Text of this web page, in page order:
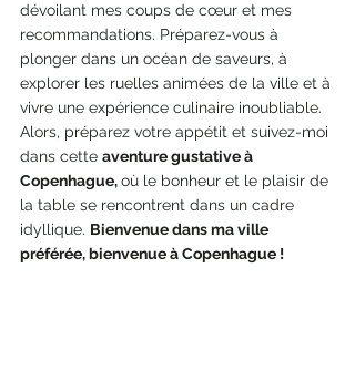
dévoilant mes coups de cœur et mes
recommandations. Préparez-vous à
plonger dans un océan de saveurs, à
explorer les ruelles animées de la ville et à
vivre une expérience culinaire inoubliable.
Alors, préparez votre appétit et suivez-moi
dans cette aventure gustative à
Copenhague, où le bonheur et le plaisir de
la table se rencontrent dans un cadre
idyllique. Bienvenue dans ma ville
préférée, bienvenue à Copenhague !